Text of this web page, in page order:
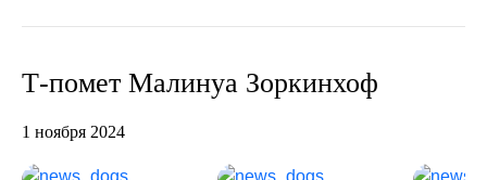
Т-помет Малинуа Зоркинхоф
1 ноября 2024